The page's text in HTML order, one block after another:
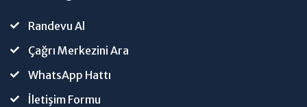
Randevu Al
Çağrı Merkezini Ara
WhatsApp Hattı
İletişim Formu